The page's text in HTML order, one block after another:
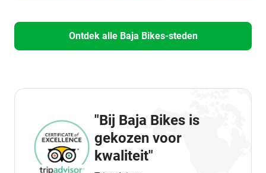
Ontdek alle Baja Bikes-steden
"Bij Baja Bikes is
gekozen voor
kwaliteit"